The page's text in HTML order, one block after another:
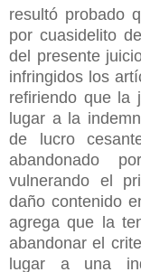
resultó probado
por cuasidelito
del presente
infringidos los
refiriendo que la
lugar a la
de lucro
abandonado
vulnerando el
daño contenido
agrega que la
abandonar el
lugar a una